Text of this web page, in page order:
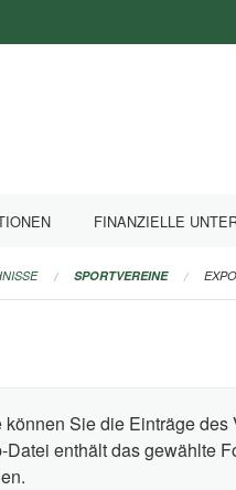
FINANZIELLE
SPORTVEREINE
Sie die Einträge
enthält das gewählte